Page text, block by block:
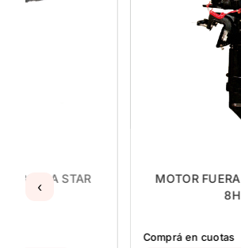
MOTOR FUERA DE BORDA STAR
‹